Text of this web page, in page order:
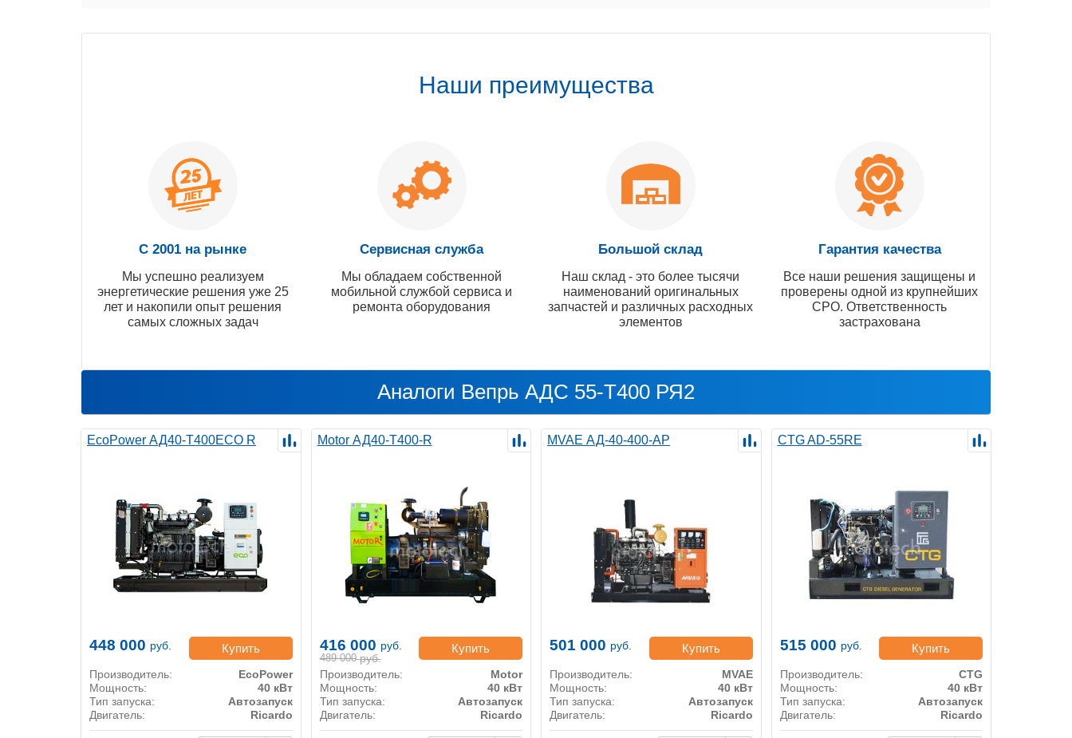
Наши преимущества
С 2001 на рынке
Мы успешно реализуем
энергетические решения уже 25
лет и накопили опыт решения
самых сложных задач
Сервисная служба
Мы обладаем собственной
мобильной службой сервиса и
ремонта оборудования
Большой склад
Наш склад - это более тысячи
наименований оригинальных
запчастей и различных расходных
элементов
Гарантия качества
Все наши решения защищены и
проверены одной из крупнейших
СРО. Ответственность
застрахована
Аналоги Вепрь АДС 55-Т400 РЯ2
EcoPower АД40-T400ECO R
448 000 руб. Купить
Производитель:
EcoPower
Мощность:
40 кВт
Тип запуска:
Автозапуск
Двигатель:
Ricardo
Motor АД40-Т400-R
489 000 руб.
416 000 руб. Купить
Производитель:
Motor
Мощность:
40 кВт
Тип запуска:
Автозапуск
Двигатель:
Ricardo
MVAE АД-40-400-АР
501 000 руб. Купить
Производитель:
MVAE
Мощность:
40 кВт
Тип запуска:
Автозапуск
Двигатель:
Ricardo
CTG AD-55RE
515 000 руб. Купить
Производитель:
CTG
Мощность:
40 кВт
Тип запуска:
Автозапуск
Двигатель:
Ricardo